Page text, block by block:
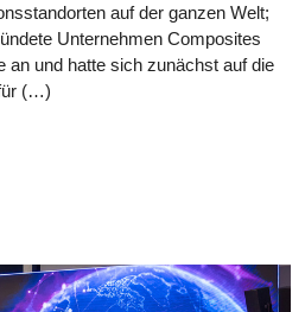
auf der ganzen Welt;
Unternehmen Composites
an und hatte sich zunächst auf die
(…)